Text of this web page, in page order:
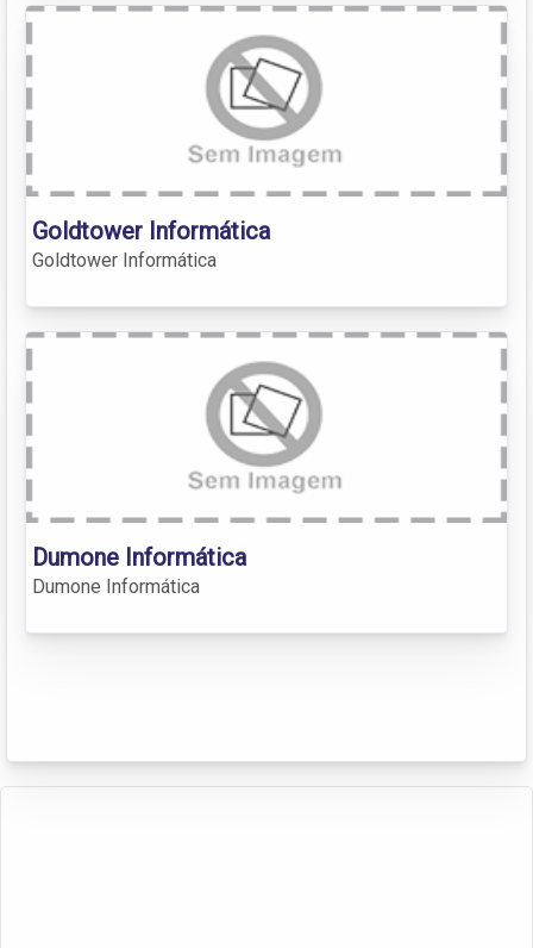
Goldtower Informática
Goldtower Informática
Dumone Informática
Dumone Informática